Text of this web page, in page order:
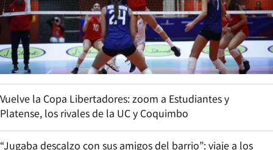
Vuelve la Copa Libertadores: zoom a Estudiantes y
Platense, los rivales de la UC y Coquimbo
“Jugaba descalzo con sus amigos del barrio”: viaje a los